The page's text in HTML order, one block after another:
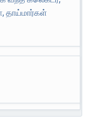
தாய்மார்கள்